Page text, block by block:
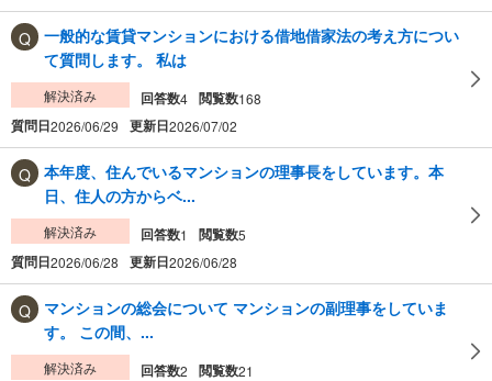
一般的な賃貸マンションにおける借地借家法の考え方につい
て質問します。 私は
解決済み 回答数4 閲覧数168
質問日2026/06/29 更新日2026/07/02
本年度、住んでいるマンションの理事長をしています。本
日、住人の方からベ...
解決済み 回答数1 閲覧数5
質問日2026/06/28 更新日2026/06/28
マンションの総会について マンションの副理事をしていま
す。 この間、...
解決済み 回答数2 閲覧数21